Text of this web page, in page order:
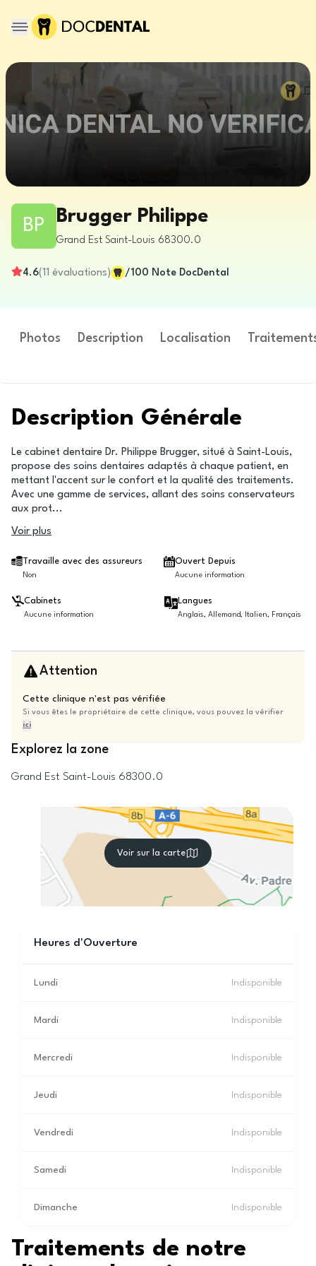
BP Brugger Philippe
Grand Est Saint-Louis 68300.0
4.6(11 évaluations) /100 Note DocDental
Photos Description Localisation
Description Générale
Le cabinet dentaire Dr. Philippe Brugger, situé à Saint-Louis,
propose des soins dentaires adaptés à chaque patient, en
mettant l'accent sur le confort et la qualité des traitements.
Avec une gamme de services, allant des soins conservateurs
aux prot...
Voir plus
Travaille avec des assureurs
Non
Ouvert Depuis
Aucune information
Cabinets
Aucune information
Langues
Anglais, Allemand, Italien, Français
Attention
Cette clinique n'est pas vérifiée
Si vous êtes le propriétaire de cette clinique, vous pouvez la vérifier
ici
Explorez la zone
Grand Est Saint-Louis 68300.0
Voir sur la carte
Heures d'Ouverture
Lundi Indisponible
Mardi Indisponible
Mercredi Indisponible
Jeudi Indisponible
Vendredi Indisponible
Samedi Indisponible
Dimanche Indisponible
Traitements de notre